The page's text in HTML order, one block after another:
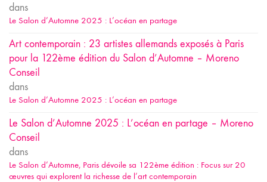
dans
Le Salon d’Automne 2025 : L’océan en partage
Art contemporain : 23 artistes allemands exposés à Paris
pour la 122ème édition du Salon d’Automne – Moreno
Conseil
dans
Le Salon d’Automne 2025 : L’océan en partage
Le Salon d’Automne 2025 : L’océan en partage – Moreno
Conseil
dans
Le Salon d’Automne, Paris dévoile sa 122ème édition : Focus sur 20
œuvres qui explorent la richesse de l’art contemporain